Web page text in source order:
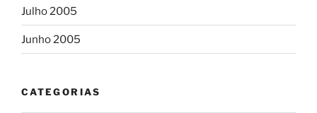
Julho 2005
Junho 2005
CATEGORIAS